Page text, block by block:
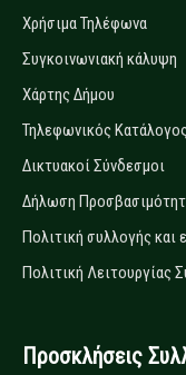
Χρήσιμα Τηλέφωνα
Συγκοινωνιακή κάλυψη
Χάρτης Δήμου
Τηλεφωνικός
Δικτυακοί Σύνδεσμοι
Δήλωση
Πολιτική συλλογής
Πολιτική Λειτουργίας
Προσκλήσεις